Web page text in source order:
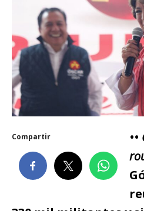
Compartir